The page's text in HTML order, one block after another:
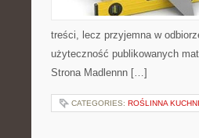
treści, lecz przyjemna w
użyteczność publikowanych
Strona Madlennn […]
CATEGORIES: ROŚLINNA